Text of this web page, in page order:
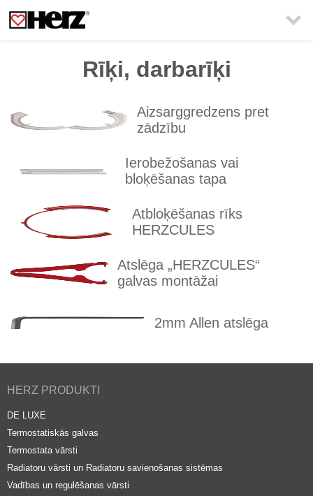

Rīķi, darbarīķi
Aizsarggredzens pret
zādzību
Ierobežošanas vai
bloķēšanas tapa
Atbloķēšanas rīks
HERZCULES
Atslēga „HERZCULES“
galvas montāžai
2mm Allen atslēga
HERZ PRODUKTI
DE LUXE
Termostatiskās galvas
Termostata vārsti
Radiatoru vārsti un Radiatoru savienošanas sistēmas
Vadības un regulēšanas vārsti